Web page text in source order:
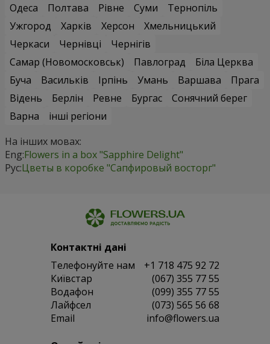
Одеса
Полтава Рівне Суми
Тернопіль
Ужгород
Харків Херсон
Хмельницький
Черкаси
Чернівці
Чернігів
Самар (Новомосковськ)
Павлоград
Біла Церква
Буча
Васильків Ірпінь Умань Варшава
Прага
Відень
Берлін Ревне Бургас
Сонячний берег
Варна
інші регіони
На інших мовах:
Eng:Flowers in a box "Sapphire Delight"
Рус:Цветы в коробке "Сапфировый восторг"
Контактні дані
Телефонуйте нам
+1 718 475 92 72
Київстар
(067) 355 77 55
Водафон
(099) 355 77 55
Лайфсел
(073) 565 56 68
Email
info@flowers.ua